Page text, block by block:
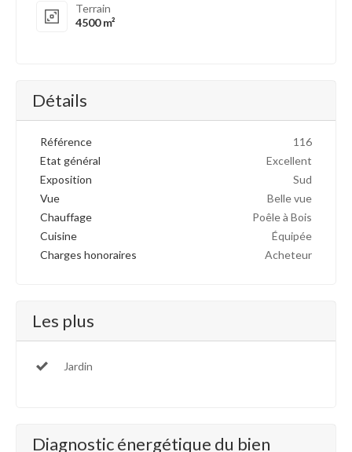
Terrain
4500 m²
Détails
Référence
116
Etat général
Excellent
Exposition
Sud
Vue
Belle vue
Chauffage
Poêle à Bois
Cuisine
Équipée
Charges honoraires
Acheteur
Les plus
Jardin
Diagnostic énergétique du bien